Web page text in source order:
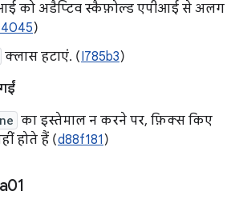
को अडैप्टिव स्कैफ़ोल्ड एपीआई से अलग
)
क्लास हटाएं. (I785b3)
का इस्तेमाल न करने पर, फ़िक्स किए
होते हैं (d88f181 )